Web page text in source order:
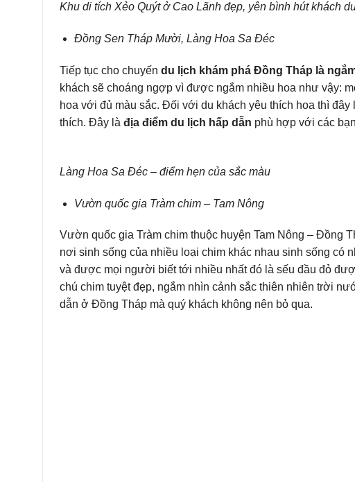
Khu di tích Xẻo Quýt ở Cao Lãnh đẹp, yên bình hút khách
Đồng Sen Tháp Mười, Làng Hoa Sa Đéc
Tiếp tục cho chuyến du lịch khám phá Đồng Tháp là
khách sẽ choáng ngợp vì được ngắm nhiều hoa như vậy:
hoa với đủ màu sắc. Đối với du khách yêu thích hoa thì
thích. Đây là địa điểm du lịch hấp dẫn phù hợp với các
Làng Hoa Sa Đéc – điểm hẹn của sắc màu
Vườn quốc gia Tràm chim – Tam Nông
Vườn quốc gia Tràm chim thuộc huyện Tam Nông – Đồng
nơi sinh sống của nhiều loại chim khác nhau sinh sống có
và được mọi người biết tới nhiều nhất đó là sếu đầu đỏ
chú chim tuyệt đẹp, ngắm nhìn cảnh sắc thiên nhiên trời
dẫn ở Đồng Tháp mà quý khách không nên bỏ qua.